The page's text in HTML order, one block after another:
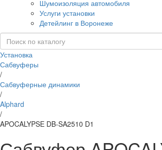
Шумоизоляция автомобиля
Услуги установки
Детейлинг в Воронеже
Установка
Сабвуферы
/
Сабвуферные динамики
/
Alphard
/
APOCALYPSE DB-SA2510 D1